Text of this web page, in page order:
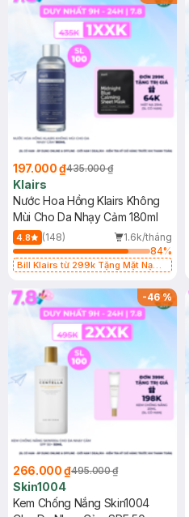
197.000 ₫435.000 ₫
Klairs
Nước Hoa Hồng Klairs Không
Mùi Cho Da Nhạy Cảm 180ml
4.8 (148)
1.6k/tháng
84%
Bill Klairs từ 299k Tặng Mặt Nạ
25ml (SL Có Hạn)
-46%
266.000 ₫495.000 ₫
Skin1004
Kem Chống Nắng Skin1004